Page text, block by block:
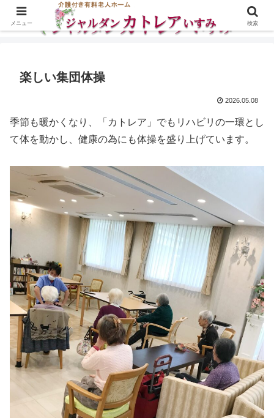
楽しい集団体操
2026.05.08
季節も暖かくなり、「カトレア」でもリハビリの一環とし
て体を動かし、健康の為にも体操を盛り上げています。
メニュー 検索